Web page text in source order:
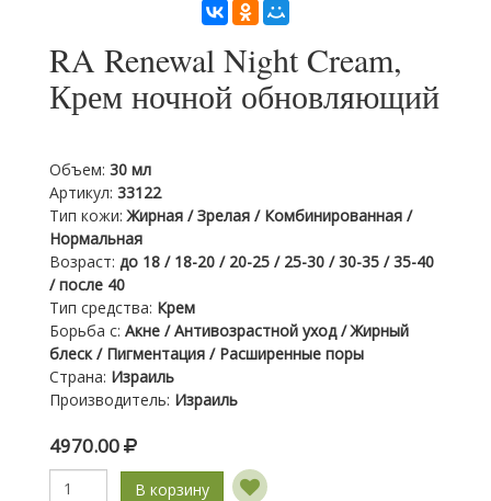
RA Renewal Night Cream,
Крем ночной обновляющий
Объем: 30 мл
Артикул: 33122
Тип кожи: Жирная / Зрелая / Комбинированная /
Нормальная
Возраст: до 18 / 18-20 / 20-25 / 25-30 / 30-35 / 35-40
/ после 40
Тип средства: Крем
Борьба с: Акне / Антивозрастной уход / Жирный
блеск / Пигментация / Расширенные поры
Страна: Израиль
Производитель: Израиль
4970.00
В корзину